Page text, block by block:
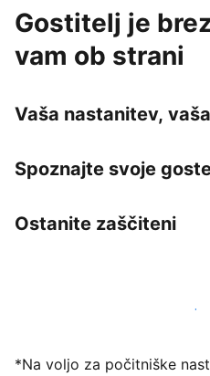
Gostitelj je
vam ob strani
Vaša nastanitev,
Spoznajte svoje
Ostanite zaščiteni
Danes ponudite
*Na voljo za počitniške